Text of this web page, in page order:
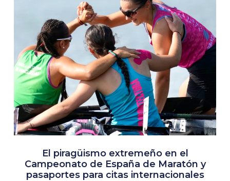
El piragüismo extremeño en el
Campeonato de España de Maratón y
pasaportes para citas internacionales